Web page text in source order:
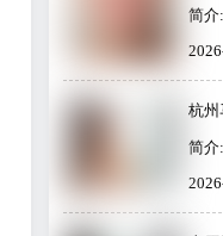
正、
师团
效率
接受
价
口腔
简介
成立
经营
位于
300
一支
植牙
杭州
980
需
力吧
简介
(嘉